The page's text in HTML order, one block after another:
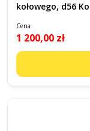
kołowego, d56
Cena
1 200,00 zł